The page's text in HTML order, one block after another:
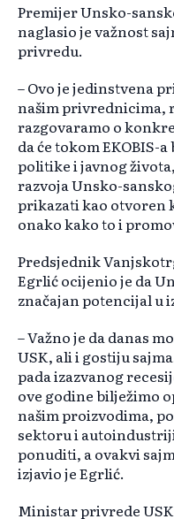
Premijer Unsko-
naglasio je važnost
privredu.
– Ovo je jedinstvena
našim privrednicima,
razgovaramo o
da će tokom EKOBIS-
politike i javnog
razvoja Unsko-
prikazati kao otvoren
onako kako to i
Predsjednik
Egrlić ocijenio je da
značajan potencijal u
– Važno je da danas
USK, ali i gostiju
pada izazvanog
ove godine bilježimo
našim proizvodima,
sektoru i
ponuditi, a ovakvi
izjavio je Egrlić.
Ministar privrede